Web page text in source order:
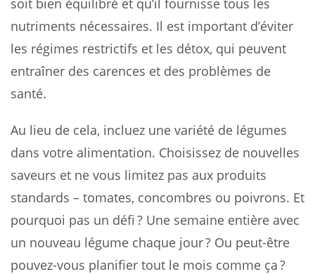
nutriments nécessaires. Il est important d’éviter
les régimes restrictifs et les détox, qui peuvent
entraîner des carences et des problèmes de
santé.
Au lieu de cela, incluez une variété de légumes
dans votre alimentation. Choisissez de nouvelles
saveurs et ne vous limitez pas aux produits
standards – tomates, concombres ou poivrons. Et
pourquoi pas un défi ? Une semaine entière avec
un nouveau légume chaque jour ? Ou peut-être
pouvez-vous planifier tout le mois comme ça ?